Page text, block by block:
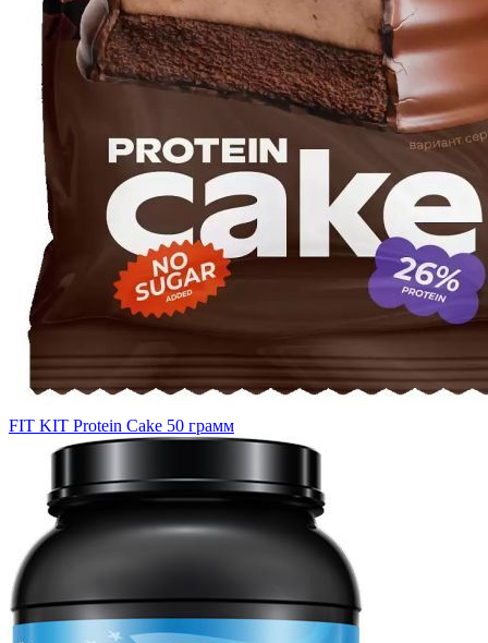
FIT KIT Protein Cake 50 грамм